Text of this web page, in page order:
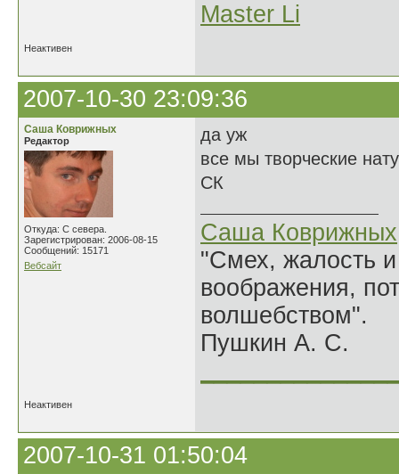
Master Li
Неактивен
2007-10-30 23:09:36
Саша Коврижных
Редактор
Откуда: С севера.
Зарегистрирован: 2006-08-15
Сообщений: 15171
Вебсайт
да уж
все мы творческие
СК
Саша Коврижных
"Смех, жалость
воображения,
волшебством".
Пушкин А. С.
Неактивен
2007-10-31 01:50:04